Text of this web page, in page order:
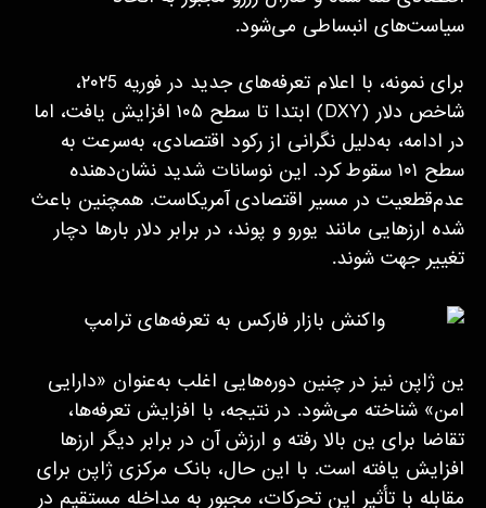
سیاست‌های انبساطی می‌شود.
برای نمونه، با اعلام تعرفه‌های جدید در فوریه ۲۰۲5،
شاخص دلار (DXY) ابتدا تا سطح ۱۰۵ افزایش یافت، اما
در ادامه، به‌دلیل نگرانی از رکود اقتصادی، به‌سرعت به
سطح ۱۰۱ سقوط کرد. این نوسانات شدید نشان‌دهنده
عدم‌قطعیت در مسیر اقتصادی آمریکاست. همچنین باعث
شده ارزهایی مانند یورو و پوند، در برابر دلار بارها دچار
تغییر جهت شوند.
ین ژاپن نیز در چنین دوره‌هایی اغلب به‌عنوان «دارایی
امن» شناخته می‌شود. در نتیجه، با افزایش تعرفه‌ها،
تقاضا برای ین بالا رفته و ارزش آن در برابر دیگر ارزها
افزایش یافته است. با این حال، بانک مرکزی ژاپن برای
مقابله با تأثیر این تحرکات، مجبور به مداخله مستقیم در